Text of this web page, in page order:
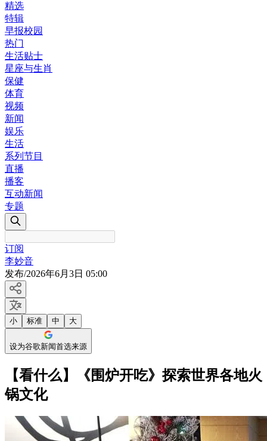
精选
特辑
早报校园
热门
生活贴士
星座与生肖
保健
体育
视频
新闻
娱乐
生活
系列节目
直播
播客
互动新闻
专题
订阅
李妙音
发布/2026年6月3日 05:00
小 标准 中 大
设为谷歌新闻首选来源
【看什么】《围炉开吃》探索世界各地火
锅文化